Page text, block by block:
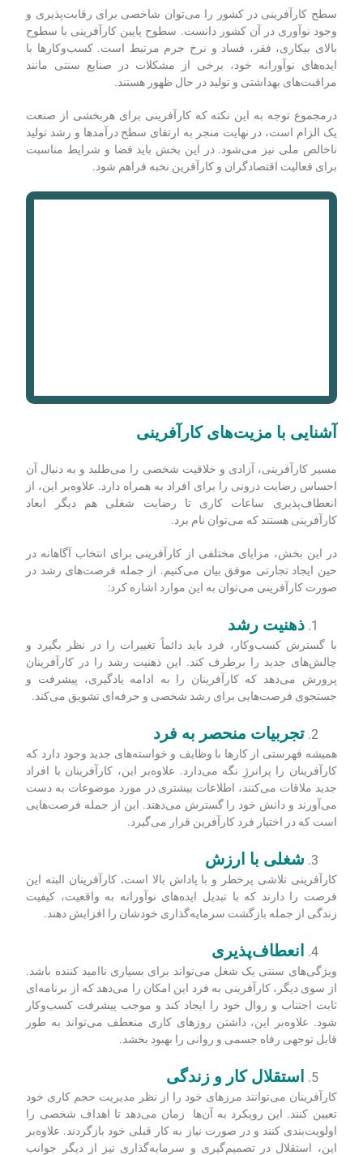
سطح کارآفرینی در کشور را می‌توان شاخصی برای رقابت‌پذیری و
وجود نوآوری در آن کشور دانست. سطوح پایین کارآفرینی با سطوح
بالای بیکاری، فقر، فساد و نرخ جرم مرتبط است. کسب‌وکارها با
ایده‌های نوآورانه خود، برخی از مشکلات در صنایع سنتی مانند
مراقبت‌های بهداشتی و تولید در حال ظهور هستند.
درمجموع توجه به این نکته که کارآفرینی برای هربخشی از صنعت
یک الزام است، در نهایت منجر به ارتقای سطح درآمدها و رشد تولید
ناخالص ملی نیز می‌شود. در این بخش باید فضا و شرایط مناسبت
برای فعالیت اقتصادگران و کارآفرین نخبه فراهم شود.
آشنایی با مزیت‌های کارآفرینی
مسیر کارآفرینی، آزادی و خلاقیت شخصی را می‌طلبد و به دنبال آن
احساس رضایت درونی را برای افراد به همراه دارد. علاوه‌بر این، از
انعطاف‌پذیری ساعات کاری تا رضایت شغلی هم دیگر ابعاد
کارآفرینی هستند که می‌توان نام برد.
در این بخش، مزایای مختلفی از کارآفرینی برای انتخاب آگاهانه در
حین ایجاد تجارتی موفق بیان می‌کنیم. از جمله فرصت‌های رشد در
صورت کارآفرینی می‌توان به این موارد اشاره کرد:
ذهنیت رشد
با گسترش کسب‌وکار، فرد باید دائماً تغییرات را در نظر بگیرد و
چالش‌های جدید را برطرف کند. این ذهنیت رشد را در کارآفرینان
پرورش می‌دهد که کارآفرینان را به ادامه یادگیری، پیشرفت و
جستجوی فرصت‌هایی برای رشد شخصی و حرفه‌ای تشویق می‌کند.
تجربیات منحصر به فرد
همیشه فهرستی از کارها با وظایف و خواسته‌های جدید وجود دارد که
کارآفرینان را پرانرژِ نگه می‌دارد. علاوه‌بر این، کارآفرینان با افراد
جدید ملاقات می‌کنند، اطلاعات بیشتری در مورد موضوعات به دست
می‌آورند و دانش خود را گسترش می‌دهند. این از جمله فرصت‌هایی
است که در اختیار فرد کارآفرین قرار می‌گیرد.
شغلی با ارزش
کارآفرینی تلاشی پرخطر و با پاداش بالا است. کارآفرینان البته این
فرصت را دارند که با تبدیل ایده‌های نوآورانه به واقعیت، کیفیت
زندگی از جمله بازگشت سرمایه‌گذاری خودشان را افزایش دهند.
انعطاف‌پذیری
ویژگی‌های سنتی یک شغل می‌تواند برای بسیاری ناامید کننده باشد.
از سوی دیگر، کارآفرینی به فرد این امکان را می‌دهد که از برنامه‌ای
ثابت اجتناب و روال خود را ایجاد کند و موجب پیشرفت کسب‌وکار
شود. علاوه‌بر این، داشتن روزهای کاری منعطف می‌تواند به طور
قابل توجهی رفاه جسمی و روانی را بهبود بخشد.
استقلال کار و زندگی
کارآفرینان می‌توانند مرزهای خود را از نظر مدیریت حجم کاری خود
تعیین کنند. این رویکرد به آن‌ها زمان می‌دهد تا اهداف شخصی را
اولویت‌بندی کنند و در صورت نیاز به کار قبلی خود بازگردند. علاوه‌بر
این، استقلال در تصمیم‌گیری و سرمایه‌گذاری نیز از دیگر جوانب